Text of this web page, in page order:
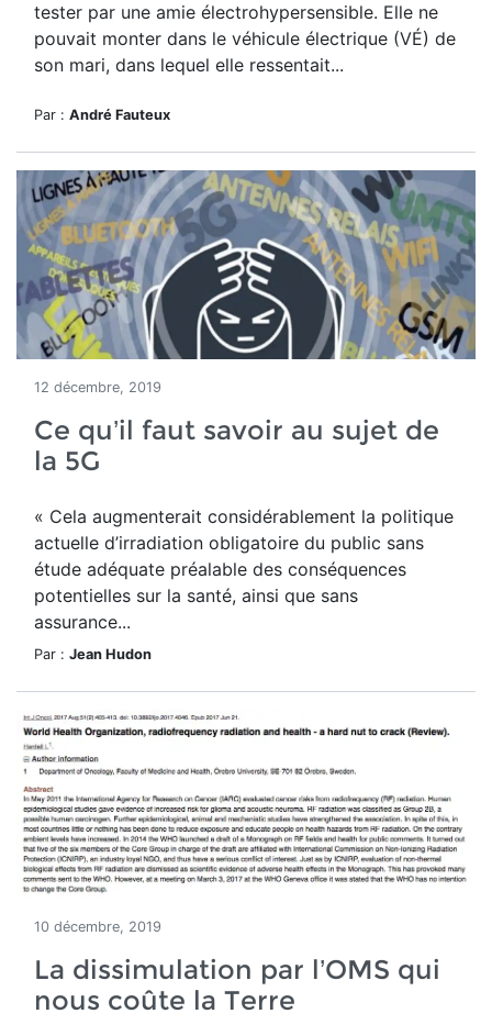
tester par une amie électrohypersensible. Elle ne
pouvait monter dans le véhicule électrique (VÉ) de
son mari, dans lequel elle ressentait...
Par : André Fauteux
12 décembre, 2019
Ce qu’il faut savoir au sujet de
la 5G
« Cela augmenterait considérablement la politique
actuelle d’irradiation obligatoire du public sans
étude adéquate préalable des conséquences
potentielles sur la santé, ainsi que sans
assurance...
Par : Jean Hudon
10 décembre, 2019
La dissimulation par l’OMS qui
nous coûte la Terre